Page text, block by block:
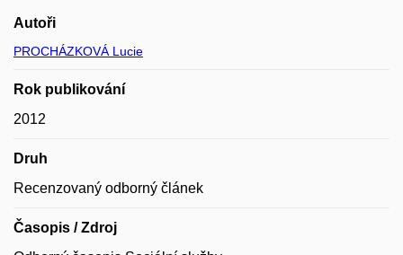
Autoři
PROCHÁZKOVÁ Lucie
Rok publikování
2012
Druh
Recenzovaný odborný článek
Časopis / Zdroj